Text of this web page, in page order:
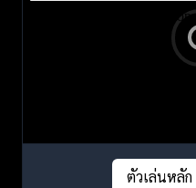
ตัวเล่นหลัก